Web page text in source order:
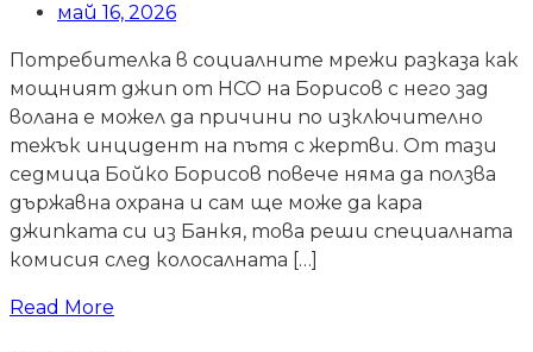
май 16, 2026
Потребителка в социалните мрежи разказа как
мощният джип от НСО на Борисов с него зад
волана е можел да причини по изключително
тежък инцидент на пътя с жертви. От тази
седмица Бойко Борисов повече няма да ползва
държавна охрана и сам ще може да кара
джипката си из Банкя, това реши специалната
комисия след колосалната […]
Read More